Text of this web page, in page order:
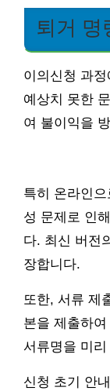
퇴거 명
이의신청 과
예상치 못한
여 불이익을
특히 온라인
성 문제로 인
다. 최신 버전
장합니다.
또한, 서류 제
본을 제출하
서류명을 미
신청 초기 안